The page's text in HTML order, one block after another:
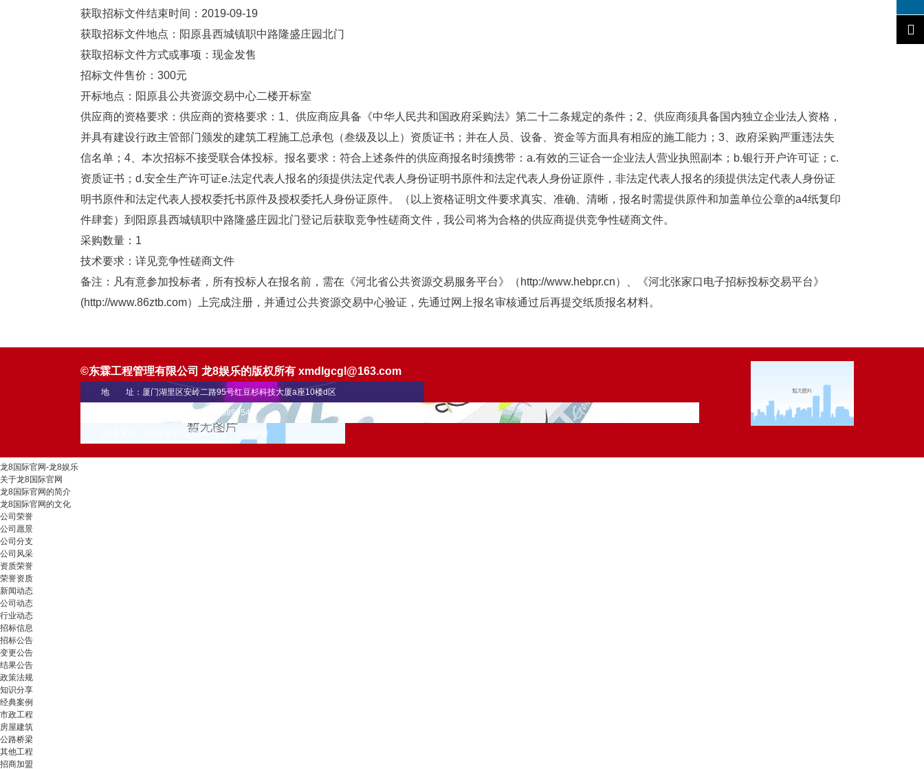
获取招标文件结束时间：2019-09-19
获取招标文件地点：阳原县西城镇职中路隆盛庄园北门
获取招标文件方式或事项：现金发售
招标文件售价：300元
开标地点：阳原县公共资源交易中心二楼开标室
供应商的资格要求：供应商的资格要求：1、供应商应具备《中华人民共和国政府采购法》第二十二条规定的条件；2、供应商须具备国内独立企业法人资格，
并具有建设行政主管部门颁发的建筑工程施工总承包（叁级及以上）资质证书；并在人员、设备、资金等方面具有相应的施工能力；3、政府采购严重违法失
信名单；4、本次招标不接受联合体投标。报名要求：符合上述条件的供应商报名时须携带：a.有效的三证合一企业法人营业执照副本；b.银行开户许可证；c.
资质证书；d.安全生产许可证e.法定代表人报名的须提供法定代表人身份证明书原件和法定代表人身份证原件，非法定代表人报名的须提供法定代表人身份证
明书原件和法定代表人授权委托书原件及授权委托人身份证原件。（以上资格证明文件要求真实、准确、清晰，报名时需提供原件和加盖单位公章的a4纸复印
件肆套）到阳原县西城镇职中路隆盛庄园北门登记后获取竞争性磋商文件，我公司将为合格的供应商提供竞争性磋商文件。
采购数量：1
技术要求：详见竞争性磋商文件
备注：凡有意参加投标者，所有投标人在报名前，需在《河北省公共资源交易服务平台》（http://www.hebpr.cn）、《河北张家口电子招标投标交易平台》
(http://www.86ztb.com）上完成注册，并通过公共资源交易中心验证，先通过网上报名审核通过后再提交纸质报名材料。
©东霖工程管理有限公司 龙8娱乐的版权所有 xmdlgcgl@163.com
地 址：厦门湖里区安岭二路95号红豆杉科技大厦a座10楼d区
联系电话： 0592-5900695 18059899545
icp备案号：闽icp备17026049号-1
龙8国际官网-龙8娱乐
关于龙8国际官网
龙8国际官网的简介
龙8国际官网的文化
公司荣誉
公司愿景
公司分支
公司风采
资质荣誉
荣誉资质
新闻动态
公司动态
行业动态
招标信息
招标公告
变更公告
结果公告
政策法规
知识分享
经典案例
市政工程
房屋建筑
公路桥梁
其他工程
招商加盟